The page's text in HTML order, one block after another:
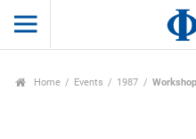
Home Events 1987